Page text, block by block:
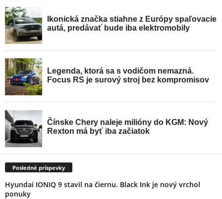
Posledné príspevky
Hyundai IONIQ 9 stavil na čiernu. Black Ink je nový vrchol
ponuky